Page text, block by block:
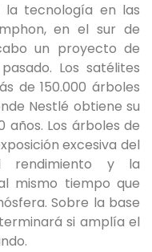
la tecnología en las
en el sur de
un proyecto de
Los satélites
de 150.000 árboles
Nestlé obtiene su
Los árboles de
excesiva del
rendimiento y la
mismo tiempo que
Sobre la base
si amplía el